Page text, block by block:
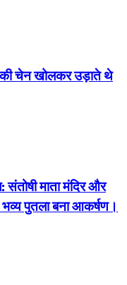
की चेन खोलकर उड़ाते थे
माता मंदिर और
पुतला बना आकर्षण।